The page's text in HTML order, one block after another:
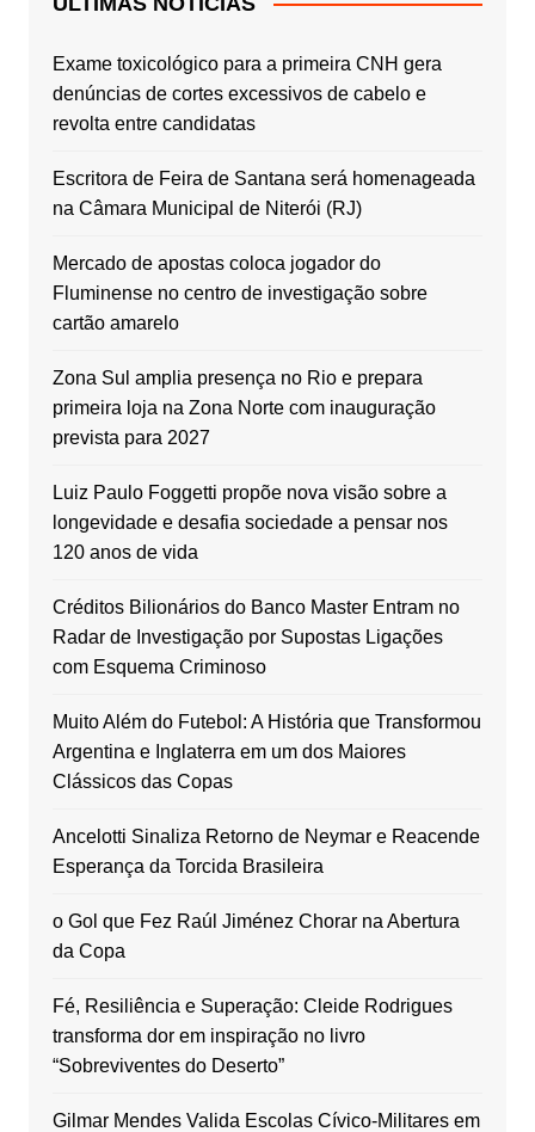
Exame toxicológico para a primeira CNH gera
denúncias de cortes excessivos de cabelo e
revolta entre candidatas
Escritora de Feira de Santana será homenageada
na Câmara Municipal de Niterói (RJ)
Mercado de apostas coloca jogador do
Fluminense no centro de investigação sobre
cartão amarelo
Zona Sul amplia presença no Rio e prepara
primeira loja na Zona Norte com inauguração
prevista para 2027
Luiz Paulo Foggetti propõe nova visão sobre a
longevidade e desafia sociedade a pensar nos
120 anos de vida
Créditos Bilionários do Banco Master Entram no
Radar de Investigação por Supostas Ligações
com Esquema Criminoso
Muito Além do Futebol: A História que Transformou
Argentina e Inglaterra em um dos Maiores
Clássicos das Copas
Ancelotti Sinaliza Retorno de Neymar e Reacende
Esperança da Torcida Brasileira
o Gol que Fez Raúl Jiménez Chorar na Abertura
da Copa
Fé, Resiliência e Superação: Cleide Rodrigues
transforma dor em inspiração no livro
“Sobreviventes do Deserto”
Gilmar Mendes Valida Escolas Cívico-Militares em